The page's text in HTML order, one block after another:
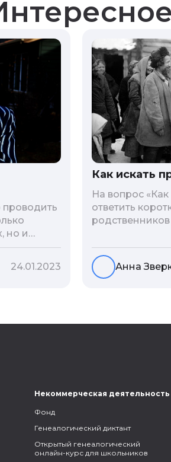
но и
Сегодня
ними
24.01.2023
Как искать
На вопрос «Как
ответить
социальные
базы. Именно
вас подборку
Анна
Некоммерческая деятельность
Фонд
Генеалогический диктант
Открытый генеалогический
онлайн-курс для школьников